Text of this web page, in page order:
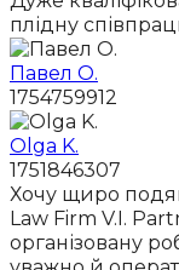
плідну
Павел О.
1754759912
Olga K.
1751846307
Хочу щиро
Law Firm V.I.
організовану